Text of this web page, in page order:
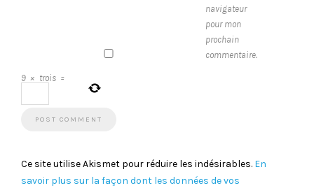
navigateur
pour mon
prochain
commentaire.
9 × trois =
Ce site utilise Akismet pour réduire les indésirables. En
savoir plus sur la façon dont les données de vos